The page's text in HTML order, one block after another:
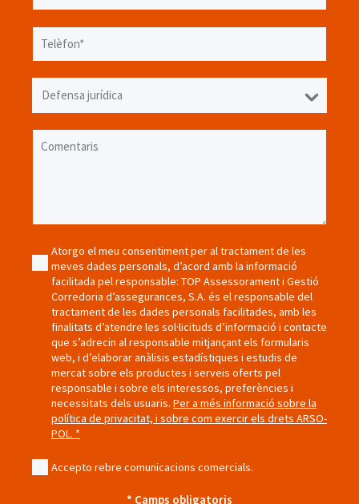
Telèfon*
page-detail-form-contact-select-product
page-detail-form-contact-select-option
Defensa jurídica
Atorgo el meu consentiment per al tractament de les
meves dades personals, d’acord amb la informació
facilitada pel responsable: TOP Assessorament i Gestió
Corredoria d’assegurances, S.A. és el responsable del
tractament de les dades personals facilitades, amb les
finalitats d’atendre les sol·licituds d’informació i contacte
que s’adrecin al responsable mitjançant els formularis
web, i d’elaborar anàlisis estadístiques i estudis de
mercat sobre els productes i serveis oferts pel
responsable i sobre els interessos, preferències i
necessitats dels usuaris. Per a més informació sobre la
política de privacitat, i sobre com exercir els drets ARSO-
POL. *
Accepto rebre comunicacions comercials.
* Camps obligatoris